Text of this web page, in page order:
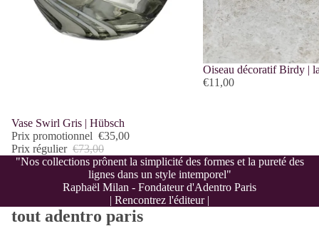
PROMOTION
Vase Swirl Gris | Hübsch
Prix promotionnel €35,00
Prix régulier €73,00
Oiseau décoratif Birdy |
€11,00
"Nos collections prônent la simplicité des formes et la pureté des
lignes dans un style intemporel"
Raphaël Milan - Fondateur d'Adentro Paris
| Rencontrez l'éditeur |
tout adentro paris